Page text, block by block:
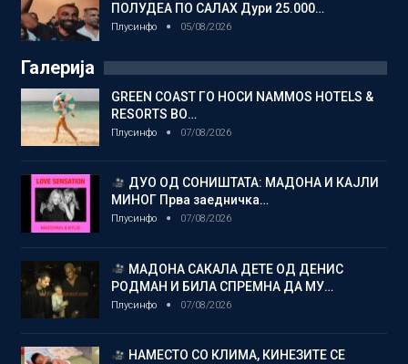
ПОЛУДЕА ПО САЛАХ Дури 25.000…
Плусинфо 05/08/2026
Галерија
GREEN COAST ГО НОСИ NAMMOS HOTELS &
RESORTS ВО…
Плусинфо 07/08/2026
ДУО ОД СОНИШТАТА: МАДОНА И КАЈЛИ
МИНОГ Прва заедничка…
Плусинфо 07/08/2026
МАДОНА САКАЛА ДЕТЕ ОД ДЕНИС
РОДМАН И БИЛА СПРЕМНА ДА МУ…
Плусинфо 07/08/2026
НАМЕСТО СО КЛИМА, КИНЕЗИТЕ СЕ